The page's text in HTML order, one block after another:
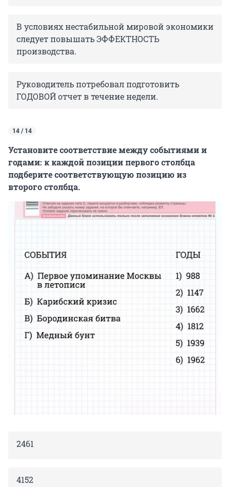
В условиях нестабильной мировой экономики
следует повышать ЭФФЕКТНОСТЬ
производства.
Руководитель потребовал подготовить
ГОДОВОЙ отчет в течение недели.
14 / 14
Установите соответствие между событиями и
годами: к каждой позиции первого столбца
подберите соответствующую позицию из
второго столбца.
2461
4152